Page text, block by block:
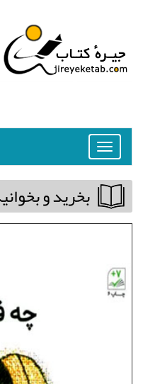
Toggle
navigation
بخريد و